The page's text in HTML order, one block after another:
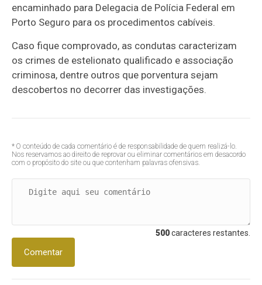
encaminhado para Delegacia de Polícia Federal em
Porto Seguro para os procedimentos cabíveis.
Caso fique comprovado, as condutas caracterizam
os crimes de estelionato qualificado e associação
criminosa, dentre outros que porventura sejam
descobertos no decorrer das investigações.
* O conteúdo de cada comentário é de responsabilidade de quem realizá-lo.
Nos reservamos ao direito de reprovar ou eliminar comentários em desacordo
com o propósito do site ou que contenham palavras ofensivas.
500caracteres restantes.
Comentar